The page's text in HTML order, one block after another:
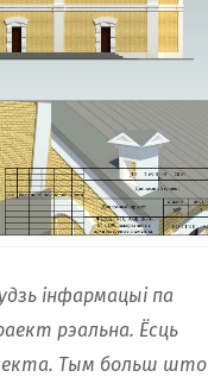
інфармацыі па
рэальна. Ёсць
Тым больш што